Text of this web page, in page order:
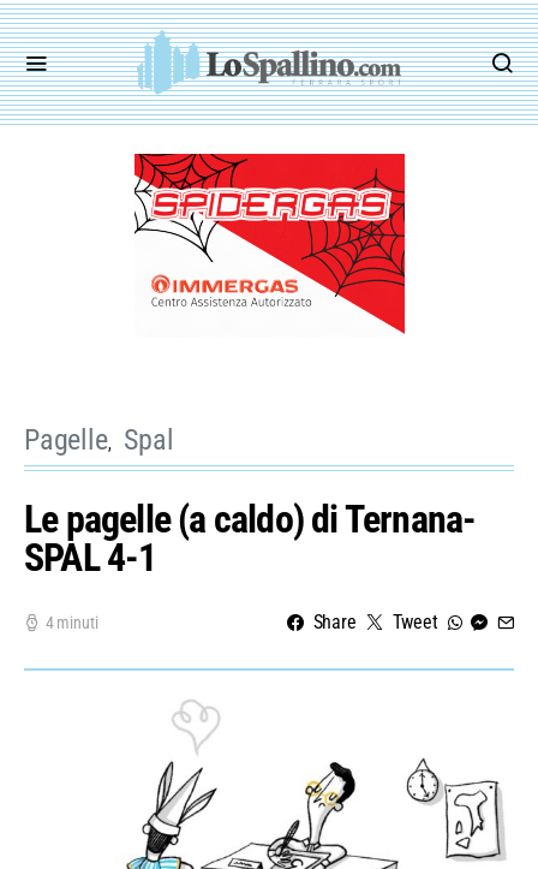
Pagelle Spal
Le pagelle (a caldo) di Ternana-
SPAL 4-1
4 minuti Share Tweet